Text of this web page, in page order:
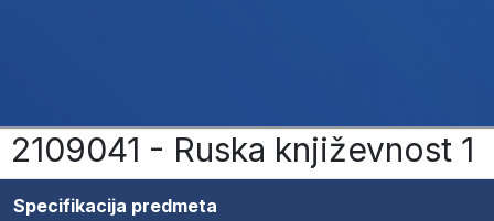
2109041 - Ruska književnost 1
Specifikacija predmeta